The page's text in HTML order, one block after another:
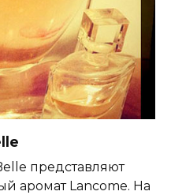
представляют
аромат Lancome. На